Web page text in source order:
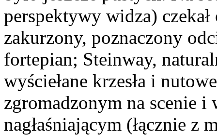
perspektywy widza)
zakurzony, poznaczony
fortepian; Steinway,
wyściełane krzesła i
zgromadzonym na scenie i
nagłaśniającym (łącznie